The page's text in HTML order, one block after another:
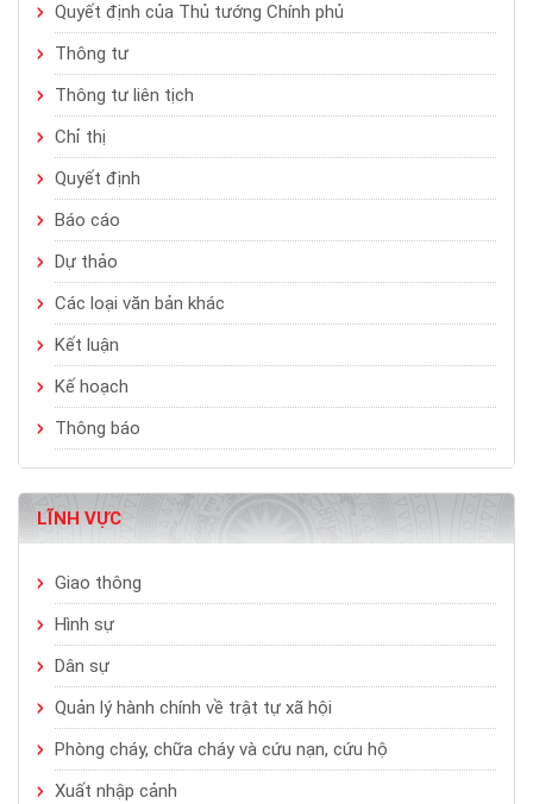
Quyết định của Thủ tướng Chính phủ
Thông tư
Thông tư liên tịch
Chỉ thị
Quyết định
Báo cáo
Dự thảo
Các loại văn bản khác
Kết luận
Kế hoạch
Thông báo
LĨNH VỰC
Giao thông
Hình sự
Dân sự
Quản lý hành chính về trật tự xã hội
Phòng cháy, chữa cháy và cứu nạn, cứu hộ
Xuất nhập cảnh